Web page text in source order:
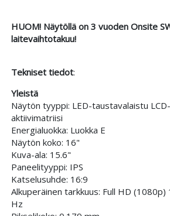
HUOM! Näytöllä on 3 vuoden Onsite
laitevaihtotakuu!
Tekniset tiedot:
Yleistä
Näytön tyyppi: LED-taustavalaistu
aktiivimatriisi
Energialuokka: Luokka E
Näytön koko: 16"
Kuva-ala: 15.6"
Paneelityyppi: IPS
Katselusuhde: 16:9
Alkuperäinen tarkkuus: Full HD
Hz